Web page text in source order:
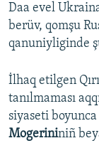
Daa evel
berüv, qomşu
qanuniyliginde
İlhaq etilgen
tanılmaması
siyaseti
Mogerininiñ